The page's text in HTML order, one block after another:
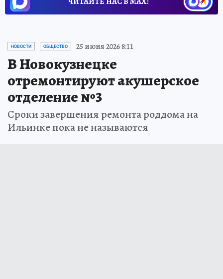
НОВОСТИ ОБЩЕСТВО 25 июня 2026 8:11
В Новокузнецке
отремонтируют акушерское
отделение №3
Сроки завершения ремонта роддома на
Ильинке пока не называются